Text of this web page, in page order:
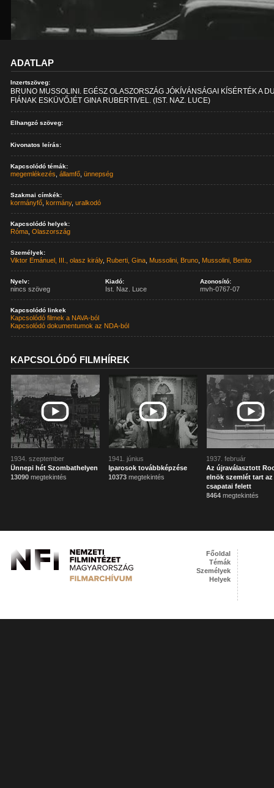
ADATLAP
Inzertszöveg:
BRUNO MUSSOLINI. EGÉSZ OLASZORSZÁG JÓKÍVÁNSÁGAI KÍSÉRTÉK A
FIÁNAK ESKÜVŐJÉT GINA RUBERTIVEL. (IST. NAZ. LUCE)
Elhangzó szöveg:
Kivonatos leírás:
Kapcsolódó témák:
megemlékezés ,államfő ,ünnepség
Szakmai címkék:
kormányfő ,kormány,uralkodó
Kapcsolódó helyek:
Róma ,Olaszország
Személyek:
Viktor Emánuel, III., olasz király, Ruberti, Gina Mussolini, Bruno Mussolini, Benito
Nyelv:
nincs szöveg
Kiadó:
Ist. Naz. Luce
Azonosító:
mvh-0767-07
Kapcsolódó linkek
Kapcsolódó filmek a NAVA-ból
Kapcsolódó dokumentumok az NDA-ból
KAPCSOLÓDÓ FILMHÍREK
1934. szeptember
Ünnepi hét Szombathelyen
13090 megtekintés
1941. június
Iparosok továbbképzése
10373 megtekintés
1937. február
Az újraválasztott
elnök szemlét tart az
csapatai felett
8464 megtekintés
Főoldal
Témák
Személyek
Helyek